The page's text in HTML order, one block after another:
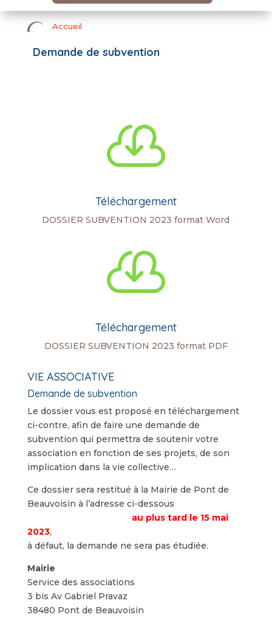
Accueil
Demande de subvention

Téléchargement
DOSSIER SUBVENTION 2023 format Word

Téléchargement
DOSSIER SUBVENTION 2023 format PDF
VIE ASSOCIATIVE
Demande de subvention
Le dossier vous est proposé en téléchargement
ci-contre, afin de faire une demande de
subvention qui permettra de soutenir votre
association en fonction de ses projets, de son
implication dans la vie collective…
Ce dossier sera restitué à la Mairie de Pont de
Beauvoisin à l’adresse ci-dessous
au plus tard le 15 mai
2023,
à défaut, la demande ne sera pas étudiée.
Mairie
Service des associations
3 bis Av Gabriel Pravaz
38480 Pont de Beauvoisin